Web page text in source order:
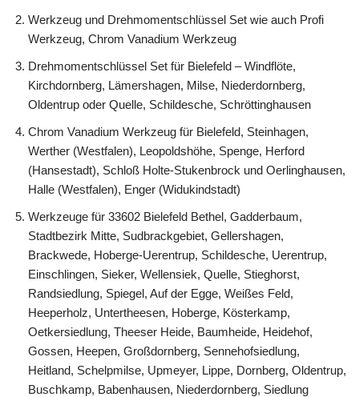
Werkzeug und Drehmomentschlüssel Set wie auch Profi
Werkzeug, Chrom Vanadium Werkzeug
Drehmomentschlüssel Set für Bielefeld – Windflöte,
Kirchdornberg, Lämershagen, Milse, Niederdornberg,
Oldentrup oder Quelle, Schildesche, Schröttinghausen
Chrom Vanadium Werkzeug für Bielefeld, Steinhagen,
Werther (Westfalen), Leopoldshöhe, Spenge, Herford
(Hansestadt), Schloß Holte-Stukenbrock und Oerlinghausen,
Halle (Westfalen), Enger (Widukindstadt)
Werkzeuge für 33602 Bielefeld Bethel, Gadderbaum,
Stadtbezirk Mitte, Sudbrackgebiet, Gellershagen,
Brackwede, Hoberge-Uerentrup, Schildesche, Uerentrup,
Einschlingen, Sieker, Wellensiek, Quelle, Stieghorst,
Randsiedlung, Spiegel, Auf der Egge, Weißes Feld,
Heeperholz, Untertheesen, Hoberge, Kösterkamp,
Oetkersiedlung, Theeser Heide, Baumheide, Heidehof,
Gossen, Heepen, Großdornberg, Sennehofsiedlung,
Heitland, Schelpmilse, Upmeyer, Lippe, Dornberg, Oldentrup,
Buschkamp, Babenhausen, Niederdornberg, Siedlung